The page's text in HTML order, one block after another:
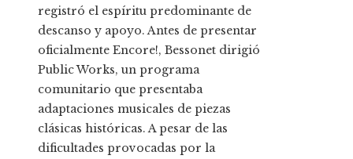
registró el espíritu predominante de
descanso y apoyo. Antes de presentar
oficialmente Encore!, Bessonet dirigió
Public Works, un programa
comunitario que presentaba
adaptaciones musicales de piezas
clásicas históricas. A pesar de las
dificultades provocadas por la